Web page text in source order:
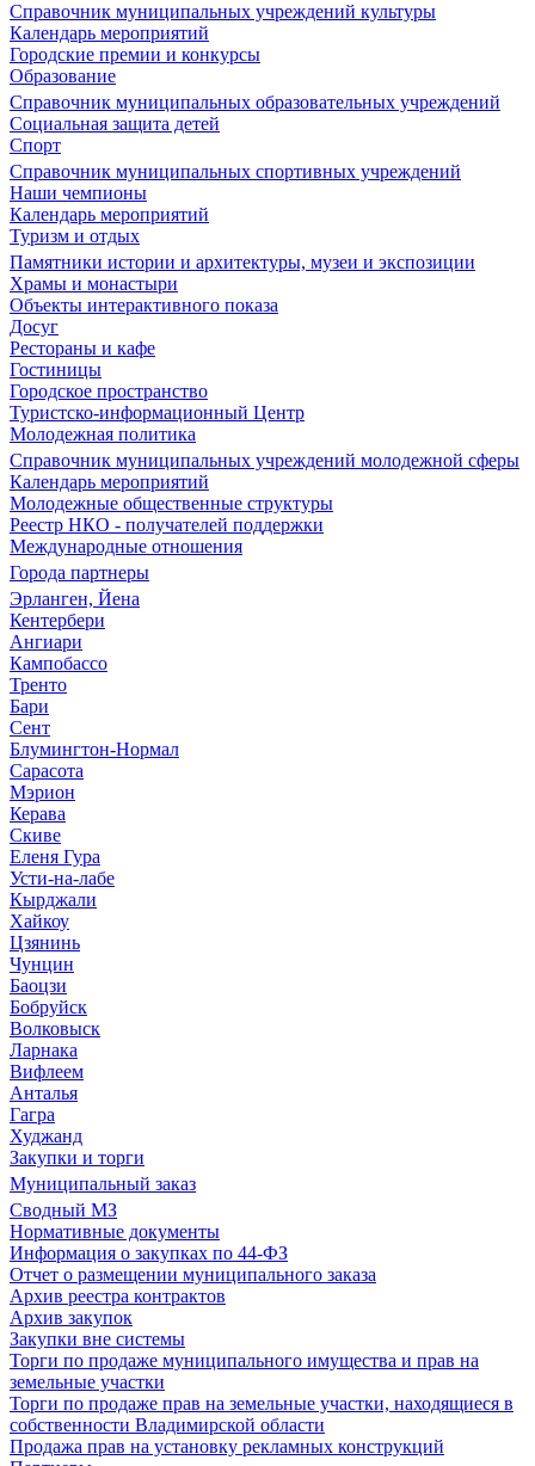
Справочник муниципальных учреждений культуры
Календарь мероприятий
Городские премии и конкурсы
Образование
Справочник муниципальных образовательных учреждений
Социальная защита детей
Спорт
Справочник муниципальных спортивных учреждений
Наши чемпионы
Календарь мероприятий
Туризм и отдых
Памятники истории и архитектуры, музеи и экспозиции
Храмы и монастыри
Объекты интерактивного показа
Досуг
Рестораны и кафе
Гостиницы
Городское пространство
Туристско-информационный Центр
Молодежная политика
Справочник муниципальных учреждений молодежной сферы
Календарь мероприятий
Молодежные общественные структуры
Реестр НКО - получателей поддержки
Международные отношения
Города партнеры
Эрланген, Йена
Кентербери
Ангиари
Кампобассо
Тренто
Бари
Сент
Блумингтон-Нормал
Сарасота
Мэрион
Керава
Скиве
Еленя Гура
Усти-на-лабе
Кырджали
Хайкоу
Цзянинь
Чунцин
Баоцзи
Бобруйск
Волковыск
Ларнака
Вифлеем
Анталья
Гагра
Худжанд
Закупки и торги
Муниципальный заказ
Сводный МЗ
Нормативные документы
Информация о закупках по 44-ФЗ
Отчет о размещении муниципального заказа
Архив реестра контрактов
Архив закупок
Закупки вне системы
Торги по продаже муниципального имущества и прав на
земельные участки
Торги по продаже прав на земельные участки, находящиеся в
собственности Владимирской области
Продажа прав на установку рекламных конструкций